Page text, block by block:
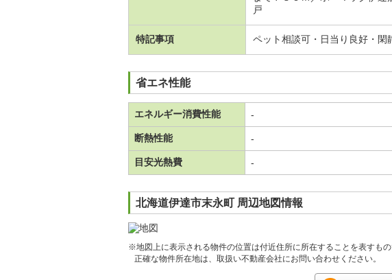
戸
特記事項 ペット相談可・日当り良好・
省エネ性能
エネルギー消費性能 -
断熱性能 -
目安光熱費 -
北海道伊達市末永町 周辺地図情報
※地図上に表示される物件の位置は付近住所に所在することを表すも
正確な物件所在地は、取扱い不動産会社にお問い合わせください。